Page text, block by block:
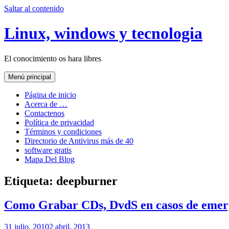
Saltar al contenido
Linux, windows y tecnologia
El conocimiento os hara libres
Menú principal
Página de inicio
Acerca de …
Contactenos
Política de privacidad
Términos y condiciones
Directorio de Antivirus más de 40
software gratis
Mapa Del Blog
Etiqueta: deepburner
Como Grabar CDs, DvdS en casos de
31 julio, 20102 abril, 2013